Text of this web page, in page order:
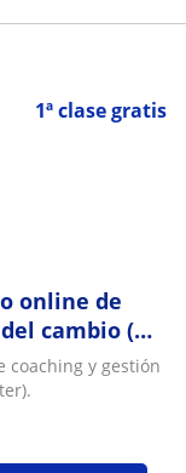
1ª clase gratis
online de
cambio (
coaching y gestión